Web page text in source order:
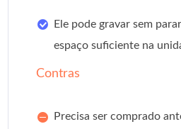
Ele pode gravar sem
espaço suficiente na
Contras
Precisa ser comprado